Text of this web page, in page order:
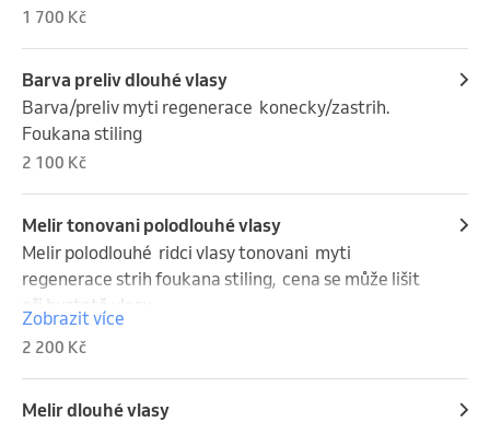
1 700 Kč
Barva preliv dlouhé vlasy
Barva/preliv myti regenerace  konecky/zastrih.
Foukana stiling
2 100 Kč
Melir tonovani polodlouhé vlasy
Melir polodlouhé  ridci vlasy tonovani  myti
regenerace strih foukana stiling,  cena se může lišit
při hustotě vlasu
Zobrazit více
2 200 Kč
Melir dlouhé vlasy